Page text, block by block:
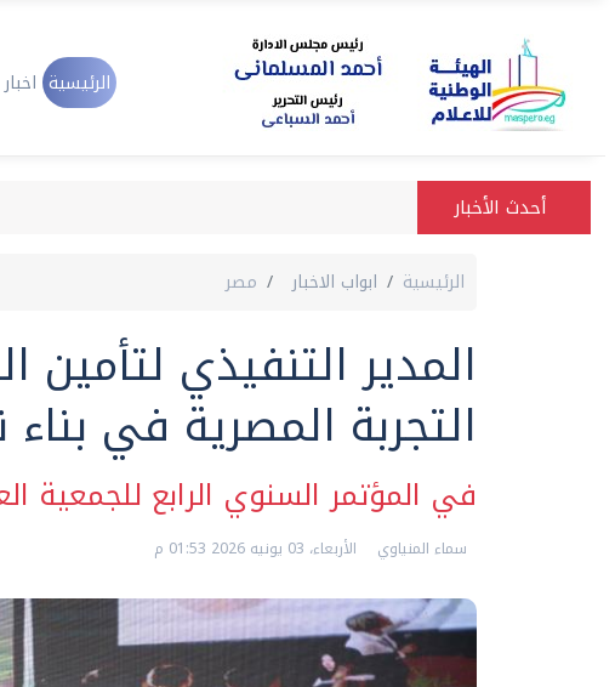
الرئيسية
أحدث الأخبار
الرئيسية ابواب الاخبار مصر
المدير التنفيذي
التجربة المصرية في
في المؤتمر السنوي الرابع للجمعية
سماء المنياوي الأربعاء، 03 يونيه 2026 01:53 م